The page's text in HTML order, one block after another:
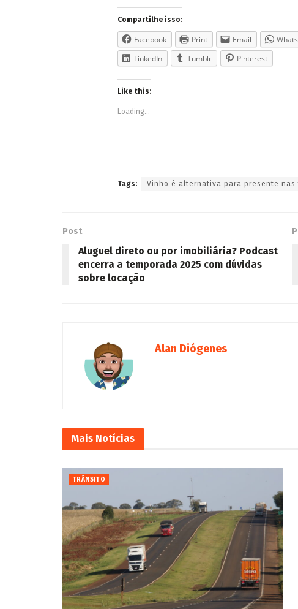
Compartilhe isso:
Facebook Print Email
LinkedIn
Tumblr Pinterest
Like this:
Loading...
Tags: Vinho é alternativa para presente nas
Post
Aluguel direto ou por imobiliária? Podcast
encerra a temporada 2025 com dúvidas
sobre locação
Alan Diógenes
Mais Notícias
TRÂNSITO